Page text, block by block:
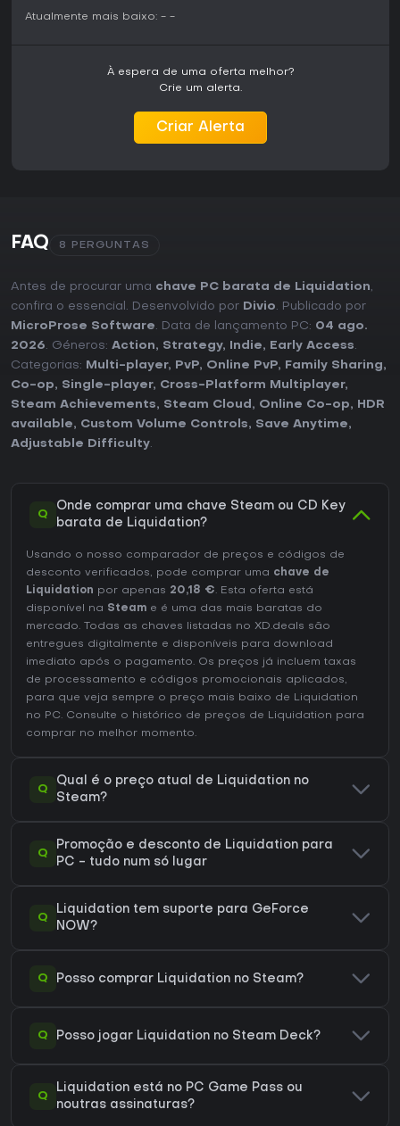
Atualmente mais baixo: - -
À espera de uma oferta melhor?
Crie um alerta.
Criar Alerta
FAQ 8 PERGUNTAS
Antes de procurar uma chave PC barata de Liquidation,
confira o essencial. Desenvolvido por Divio. Publicado por
MicroProse Software. Data de lançamento PC: 04 ago.
2026. Géneros: Action, Strategy, Indie, Early Access.
Categorias:
Multi-player, PvP, Online PvP, Family Sharing,
Co-op, Single-player, Cross-Platform Multiplayer,
Steam Achievements, Steam Cloud , Online Co-op,
HDR
available, Custom Volume Controls, Save Anytime,
Adjustable Difficulty.
Q
Onde comprar uma chave Steam ou CD Key
barata de Liquidation?
Usando o nosso comparador de preços e códigos de
desconto verificados, pode comprar uma chave de
Liquidation por apenas 20,18 €. Esta oferta está
disponível na Steam e é uma das mais baratas do
mercado. Todas as chaves listadas no XD.deals são
entregues digitalmente e disponíveis para download
imediato após o pagamento. Os preços já incluem taxas
de processamento e códigos promocionais aplicados,
para que veja sempre o preço mais baixo de Liquidation
no PC. Consulte o histórico de preços de Liquidation para
comprar no melhor momento.
Q
Qual é o preço atual de Liquidation no
Steam?
Q
Promoção e desconto de Liquidation para
PC - tudo num só lugar
Q
Liquidation tem suporte para GeForce
NOW?
Q Posso comprar Liquidation no Steam?
Q Posso jogar Liquidation no Steam Deck?
Q
Liquidation está no PC Game Pass ou
noutras assinaturas?